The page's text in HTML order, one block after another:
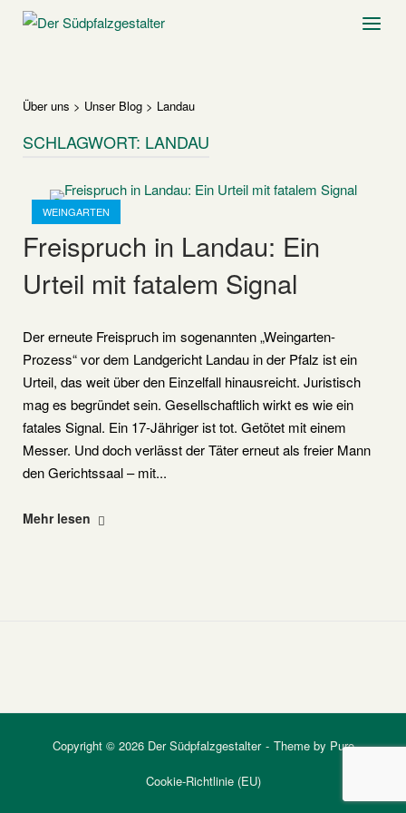
SkipHome Menu
Über uns > Unser Blog > Landau
SCHLAGWORT: LANDAU
WEINGARTEN
Open post
Freispruch in Landau: Ein
Urteil mit fatalem Signal
Der erneute Freispruch im sogenannten „Weingarten-
Prozess“ vor dem Landgericht Landau in der Pfalz ist ein
Urteil, das weit über den Einzelfall hinausreicht. Juristisch
mag es begründet sein. Gesellschaftlich wirkt es wie ein
fatales Signal. Ein 17-Jähriger ist tot. Getötet mit einem
Messer. Und doch verlässt der Täter erneut als freier Mann
den Gerichtssaal – mit...
"Freispruch
Mehr lesen
Copyright © 2026 Der Südpfalzgestalter Theme by Puro
Cookie-Richtlinie (EU)